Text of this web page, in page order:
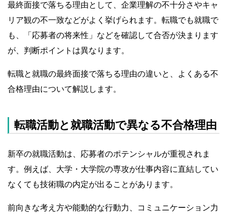
最終面接で落ちる理由として、企業理解の不十分さやキャ
リア観の不一致などがよく挙げられます。転職でも就職で
も、「応募者の将来性」などを確認して合否が決まります
が、判断ポイントは異なります。
転職と就職の最終面接で落ちる理由の違いと、よくある不
合格理由について解説します。
転職活動と就職活動で異なる不合格理由
新卒の就職活動は、応募者のポテンシャルが重視されま
す。例えば、大学・大学院の専攻が仕事内容に直結してい
なくても技術職の内定が出ることがあります。
前向きな考え方や能動的な行動力、コミュニケーション力